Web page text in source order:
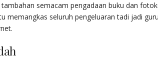
semacam pengadaan buku dan
memangkas seluruh pengeluaran tadi jadi